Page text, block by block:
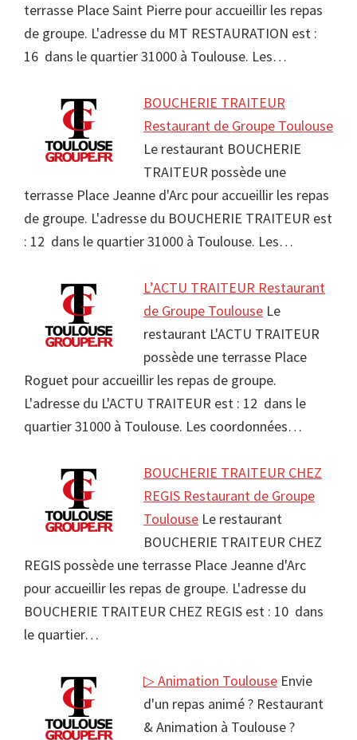
terrasse Place Saint Pierre pour accueillir les repas
de groupe. L'adresse du MT RESTAURATION est :
16 dans le quartier 31000 à Toulouse. Les…
BOUCHERIE TRAITEUR
Restaurant de Groupe Toulouse
Le restaurant BOUCHERIE
TRAITEUR possède une
terrasse Place Jeanne d'Arc pour accueillir les repas
de groupe. L'adresse du BOUCHERIE TRAITEUR est
: 12 dans le quartier 31000 à Toulouse. Les…
L’ACTU TRAITEUR Restaurant
de Groupe Toulouse Le
restaurant L'ACTU TRAITEUR
possède une terrasse Place
Roguet pour accueillir les repas de groupe.
L'adresse du L'ACTU TRAITEUR est : 12 dans le
quartier 31000 à Toulouse. Les coordonnées…
BOUCHERIE TRAITEUR CHEZ
REGIS Restaurant de Groupe
Toulouse Le restaurant
BOUCHERIE TRAITEUR CHEZ
REGIS possède une terrasse Place Jeanne d'Arc
pour accueillir les repas de groupe. L'adresse du
BOUCHERIE TRAITEUR CHEZ REGIS est : 10 dans
le quartier…
▷ Animation Toulouse Envie
d'un repas animé ? Restaurant
& Animation à Toulouse ?